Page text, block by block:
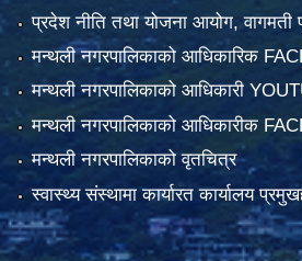
प्रदेश नीति तथा योजना आयोग, वागमती
मन्थली नगरपालिकाको आधिकारिक
मन्थली नगरपालिकाको आधिकारी
मन्थली नगरपालिकाको आधिकारीक
मन्थली नगरपालिकाको वृतचित्र
स्वास्थ्य संस्थामा कार्यारत कार्यालय